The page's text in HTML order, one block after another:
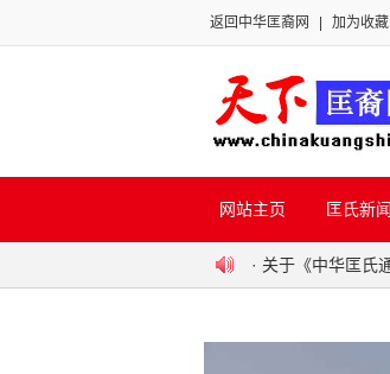
返回中华匡裔网 加为收藏
网站主页 匡氏新闻
· 关于《中华匡氏